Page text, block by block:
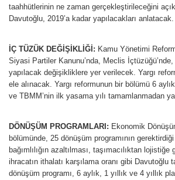
taahhütlerinin ne zaman gerçekleştirileceğini
Davutoğlu, 2019’a kadar yapılacakları anlatacak.
İÇ TÜZÜK DEĞİŞİKLİĞİ: Kamu Yönetimi
Siyasi Partiler Kanunu’nda, Meclis
yapılacak değişikliklere yer verilecek. Yargı
ele alınacak. Yargı reformunun bir bölümü 6
ve TBMM’nin ilk yasama yılı tamamlanmadan
DÖNÜŞÜM PROGRAMLARI: Ekonomik
bölümünde, 25 dönüşüm programının
bağımlılığın azaltılması, taşımacılıktan
ihracatın ithalatı karşılama oranı gibi Davutoğlu
dönüşüm programı, 6 aylık, 1 yıllık ve 4 yıllık